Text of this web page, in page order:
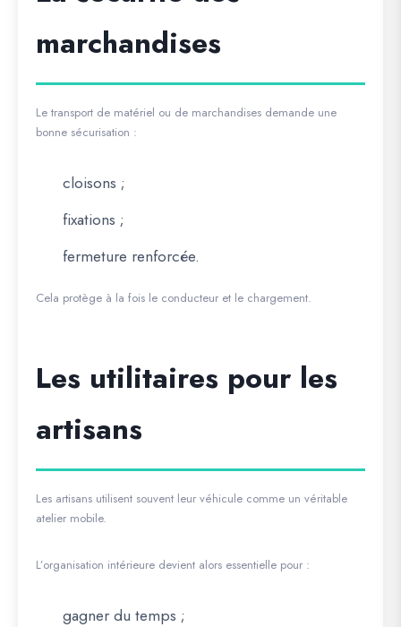
marchandises
Le transport de matériel ou de marchandises demande une
bonne sécurisation :
cloisons ;
fixations ;
fermeture renforcée.
Cela protège à la fois le conducteur et le chargement.
Les utilitaires pour les
artisans
Les artisans utilisent souvent leur véhicule comme un véritable
atelier mobile.
L’organisation intérieure devient alors essentielle pour :
gagner du temps ;